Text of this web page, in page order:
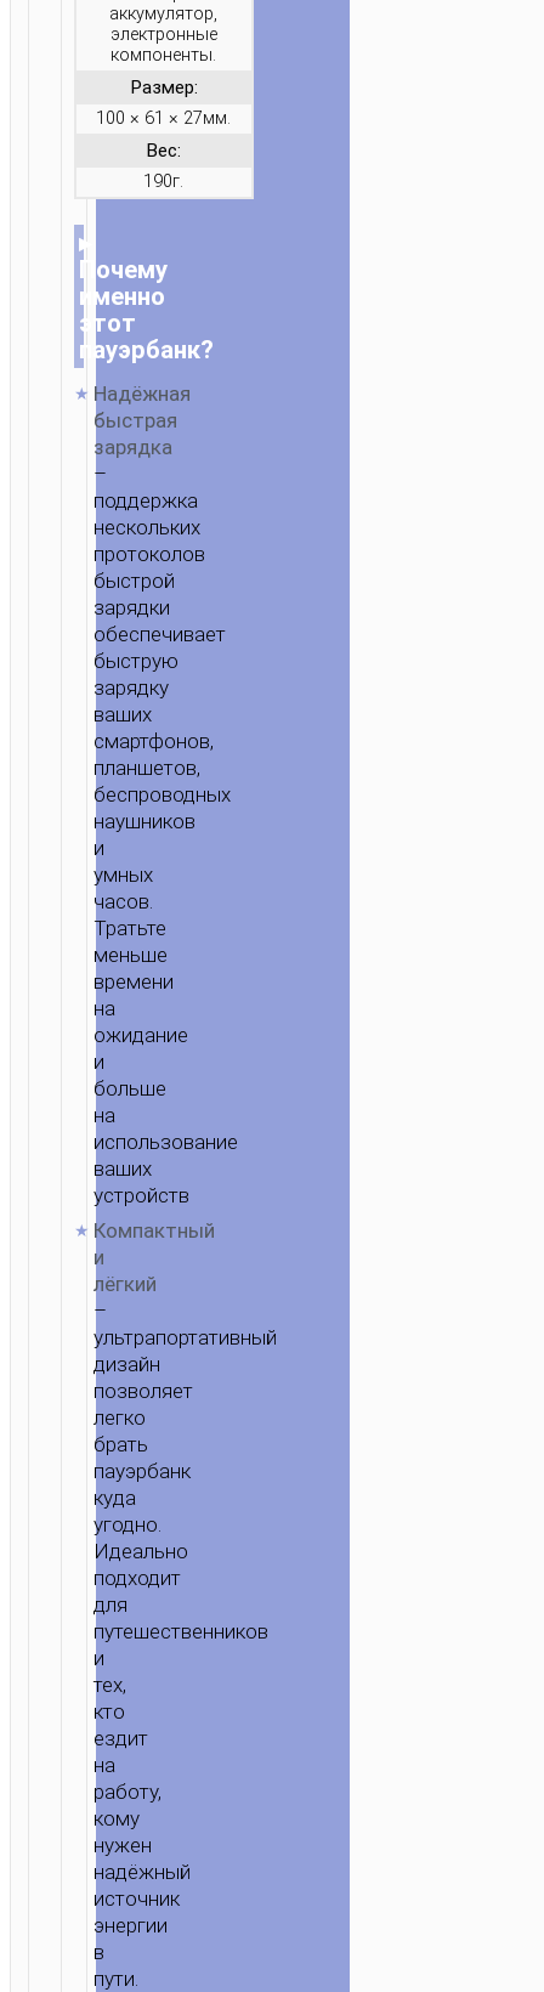
аккумулятор,
электронные
компоненты.
Размер:
100 × 61 × 27мм.
Вес:
190г.
▸
Почему
именно
этот
пауэрбанк?
Надёжная
быстрая
зарядка
–
поддержка
нескольких
протоколов
быстрой
зарядки
обеспечивает
быструю
зарядку
ваших
смартфонов,
планшетов,
беспроводных
наушников
и
умных
часов.
Тратьте
меньше
времени
на
ожидание
и
больше
на
использование
ваших
устройств
Компактный
и
лёгкий
–
ультрапортативный
дизайн
позволяет
легко
брать
пауэрбанк
куда
угодно.
Идеально
подходит
для
путешественников
и
тех,
кто
ездит
на
работу,
кому
нужен
надёжный
источник
энергии
в
пути.